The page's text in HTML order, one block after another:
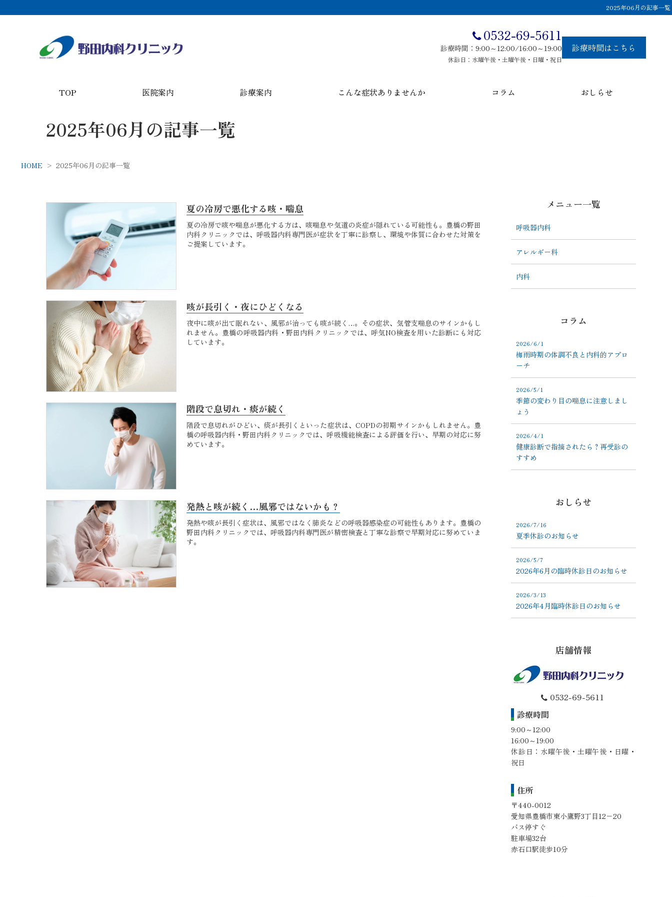
2025年06月の記事一覧
0532-69-5611
診療時間：9:00～12:00/16:00～19:00
休診日：水曜午後・土曜午後・日曜・祝日
診療時間はこちら
TOP 医院案内 診療案内 こんな症状ありませんか コラム おしらせ
2025年06月の記事一覧
HOME 2025年06月の記事一覧
夏の冷房で悪化する咳・喘息
夏の冷房で咳や喘息が悪化する方は、咳喘息や気道の炎症が隠れている可能性も。豊橋の野田
内科クリニックでは、呼吸器内科専門医が症状を丁寧に診察し、環境や体質に合わせた対策を
ご提案しています。
咳が長引く・夜にひどくなる
夜中に咳が出て眠れない、風邪が治っても咳が続く…。その症状、気管支喘息のサインかもし
れません。豊橋の呼吸器内科・野田内科クリニックでは、呼気NO検査を用いた診断にも対応
しています。
階段で息切れ・痰が続く
階段で息切れがひどい、痰が長引くといった症状は、COPDの初期サインかもしれません。豊
橋の呼吸器内科・野田内科クリニックでは、呼吸機能検査による評価を行い、早期の対応に努
めています。
発熱と咳が続く…風邪ではないかも？
発熱や咳が長引く症状は、風邪ではなく肺炎などの呼吸器感染症の可能性もあります。豊橋の
野田内科クリニックでは、呼吸器内科専門医が精密検査と丁寧な診察で早期対応に努めていま
す。
メニュー一覧
呼吸器内科
アレルギー科
内科
コラム
2026/6/1
梅雨時期の体調不良と内科的アプロ
ーチ
2026/5/1
季節の変わり目の喘息に注意しまし
ょう
2026/4/1
健康診断で指摘されたら？再受診の
すすめ
おしらせ
2026/7/16
夏季休診のお知らせ
2026/5/7
2026年6月の臨時休診日のお知らせ
2026/3/13
2026年4月臨時休診日のお知らせ
店舗情報
0532-69-5611
診療時間
9:00～12:00
16:00～19:00
休診日：水曜午後・土曜午後・日曜・
祝日
住所
〒440-0012
愛知県豊橋市東小鷹野3丁目12−20
バス停すぐ
駐車場32台
赤石口駅徒歩10分